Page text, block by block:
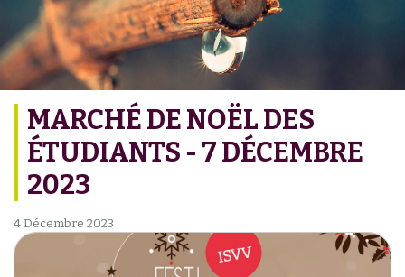
MARCHÉ DE NOËL DES
ÉTUDIANTS - 7 DÉCEMBRE
2023
4 Décembre 2023